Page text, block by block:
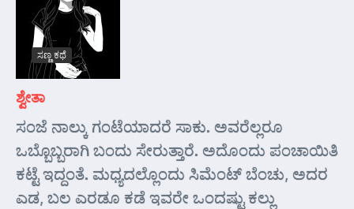
ಸಣ್ಣ ಕಥೆ
ಶ್ವೇತಾ
ಸಂಜೆ ನಾಲ್ಕು ಗಂಟೆಯಾದರೆ ಸಾಕು. ಅವರೆಲ್ಲರೂ
ಒಬ್ಬೊಬ್ಬರಾಗಿ ಬಂದು ಸೇರುತ್ತಾರೆ. ಅದೊಂದು ಪಂಚಾಯಿತಿ
ಕಟ್ಟೆ ಇದ್ದಂತೆ. ಮಧ್ಯದಲ್ಲೊಂದು ಸಿಮೆಂಟ್ ಬೆಂಚು, ಅದರ
ಎಡ, ಬಲ ಎರಡೂ ಕಡೆ ಇವರೇ ಒಂದಷ್ಟು ಕಲ್ಲು